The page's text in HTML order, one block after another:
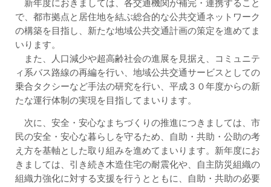
新年度におきましては、各交通機関が補完・連携すること
で、都市拠点と居住地を結ぶ総合的な公共交通ネットワーク
の構築を目指し、新たな地域公共交通計画の策定を進めてま
いります。
また、人口減少や超高齢社会の進展を見据え、コミュニテ
ィ系バス路線の再編を行い、地域公共交通サービスとしての
乗合タクシーなど手法の研究を行い、平成３０年度からの新
たな運行体制の実現を目指してまいります。
次に、安全・安心なまちづくりの推進につきましては、市
民の安全・安心な暮らしを守るため、自助・共助・公助の考
え方を基軸とした取り組みを進めてまいります。新年度にお
きましては、引き続き木造住宅の耐震化や、自主防災組織の
組織力強化に対する支援を行うとともに、自助・共助の必要